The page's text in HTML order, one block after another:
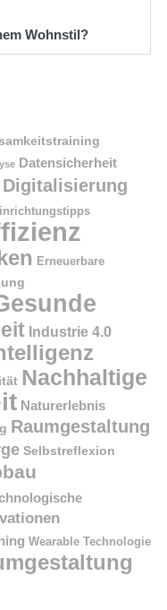
Wohnstil?
Datensicherheit
Digitalisierung
Erneuerbare
Industrie 4.0
Nachhaltige
Naturerlebnis
Raumgestaltung
Selbstreflexion
Wearable Technologie